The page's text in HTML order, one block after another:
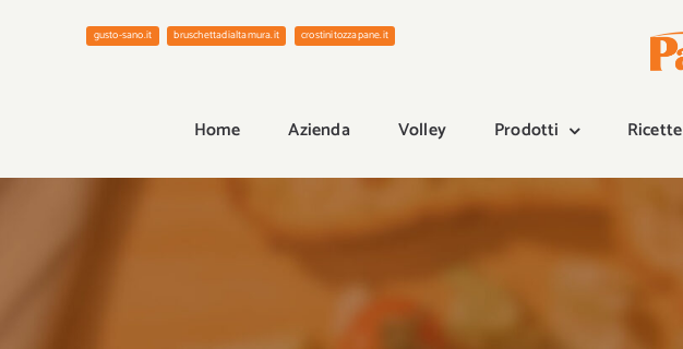
gusto-sano.it bruschettadialtamura.it crostinitozzapane.it
Home Azienda Volley Prodotti Ricette